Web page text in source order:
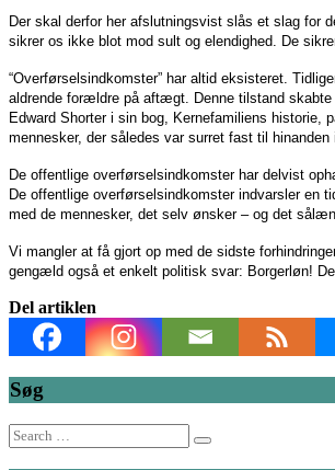
Der skal derfor her afslutningsvist slås et slag for
sikrer os ikke blot mod sult og elendighed. De
“Overførselsindkomster” har altid eksisteret.
aldrende forældre på aftægt. Denne tilstand
Edward Shorter i sin bog, Kernefamiliens
mennesker, der således var surret fast til
De offentlige overførselsindkomster har delvist
De offentlige overførselsindkomster indvarsler
med de mennesker, det selv ønsker – og det
Vi mangler at få gjort op med de sidste
gengæld også et enkelt politisk svar: Borgerløn!
Del artiklen
Søg
Search
for: